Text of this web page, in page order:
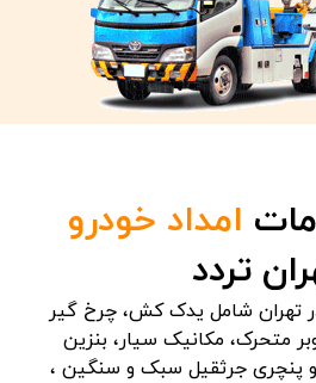
امداد خودرو
تردد
تهران شامل یدک کش، چرخ گیر
متحرک، مکانیک سیار، بنزین
و پنچری جرثقیل سبک و سنگین ،